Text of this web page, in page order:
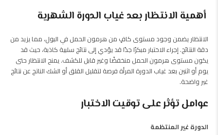
أهمية الانتظار بعد غياب الدورة الشهرية
الانتظار يضمن وجود مستوى كافٍ من هرمون الحمل في البول، مما يزيد من
دقة النتائج. إجراء الاختبار مبكرًا جدًا قد يؤدي إلى نتائج سلبية كاذبة، حيث قد
يكون مستوى هرمون الحمل منخفضًا وغير قابل للكشف. يمنح الانتظار حتى
يوم أو اثنين بعد غياب الدورة المرأة فرصة لتقليل القلق أو الشك الناتج عن نتائج
غير واضحة.
عوامل تؤثر على توقيت الاختبار
الدورة غير المنتظمة